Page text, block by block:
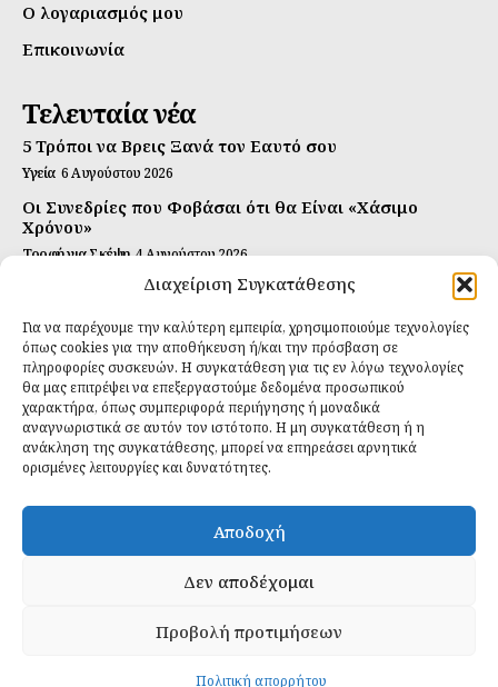
Διαχείριση Συγκατάθεσης
Για να παρέχουμε την καλύτερη εμπειρία, χρησιμοποιούμε τεχνολογίες
όπως cookies για την αποθήκευση ή/και την πρόσβαση σε
πληροφορίες συσκευών. Η συγκατάθεση για τις εν λόγω τεχνολογίες
θα μας επιτρέψει να επεξεργαστούμε δεδομένα προσωπικού
χαρακτήρα, όπως συμπεριφορά περιήγησης ή μοναδικά
αναγνωριστικά σε αυτόν τον ιστότοπο. Η μη συγκατάθεση ή η
ανάκληση της συγκατάθεσης, μπορεί να επηρεάσει αρνητικά
ορισμένες λειτουργίες και δυνατότητες.
Αποδοχή
Δεν αποδέχομαι
Προβολή προτιμήσεων
Πολιτική απορρήτου
Ο λογαριασμός μου
Επικοινωνία
Τελευταία νέα
5 Τρόποι να Βρεις Ξανά τον Εαυτό σου
Υγεία 6 Αυγούστου 2026
Οι Συνεδρίες που Φοβάσαι ότι θα Είναι «Χάσιμο
Χρόνου»
Τροφή για Σκέψη 4 Αυγούστου 2026
Αυτή Είναι η Συνταγή για Τέλεια Κομπούτσα
Ιδανικές Τροφές 26 Ιουλίου 2026
Εγγραφείτε
ΕΓΓΡΑΦΉ
Έχω διαβάσει και δέχομαι τηνπολιτική απορρήτου
Creative.